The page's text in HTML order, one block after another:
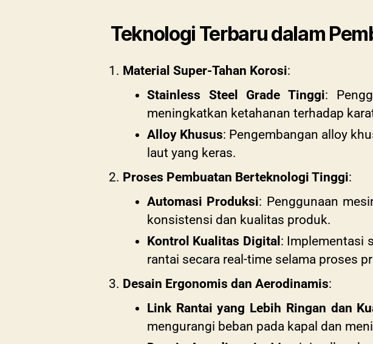
Teknologi Terbaru dalam
Material Super-Tahan Korosi:
Stainless Steel Grade Tinggi:
meningkatkan ketahanan terhadap
Alloy Khusus: Pengembangan alloy
laut yang keras.
Proses Pembuatan Berteknologi Tinggi:
Automasi Produksi: Penggunaan
konsistensi dan kualitas produk.
Kontrol Kualitas Digital : Implementasi
rantai secara real-time selama proses
Desain Ergonomis dan Aerodinamis:
Link Rantai yang Lebih Ringan dan
mengurangi beban pada kapal dan